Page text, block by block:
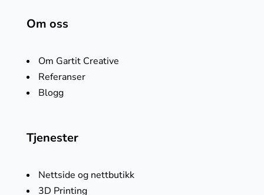
Om oss
Om Gartit Creative
Referanser
Blogg
Tjenester
Nettside og nettbutikk
3D Printing